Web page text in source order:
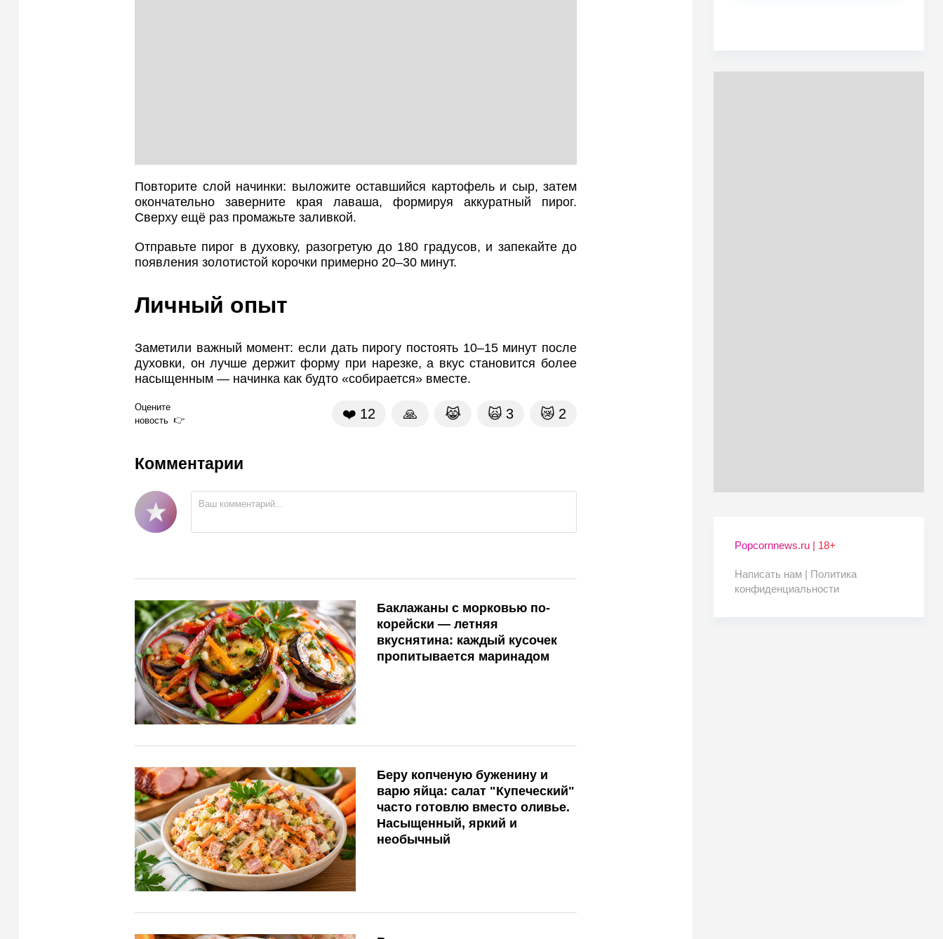
Повторите слой начинки: выложите оставшийся картофель и сыр, затем
окончательно заверните края лаваша, формируя аккуратный пирог.
Сверху ещё раз промажьте заливкой.
Отправьте пирог в духовку, разогретую до 180 градусов, и запекайте до
появления золотистой корочки примерно 20–30 минут.
Личный опыт
Заметили важный момент: если дать пирогу постоять 10–15 минут после
духовки, он лучше держит форму при нарезке, а вкус становится более
насыщенным — начинка как будто «собирается» вместе.
Оцените
новость
❤️ 12 🙏 😹 🙀 3 😿 2
Комментарии
Баклажаны с морковью по-
корейски — летняя
вкуснятина: каждый кусочек
пропитывается маринадом
Беру копченую буженину и
варю яйца: салат "Купеческий"
часто готовлю вместо оливье.
Насыщенный, яркий и
необычный
Popcornnews.ru | 18+
Написать нам | Политика
конфиденциальности